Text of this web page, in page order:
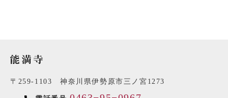
〒259-1103 神奈川県伊勢原市三ノ宮1273